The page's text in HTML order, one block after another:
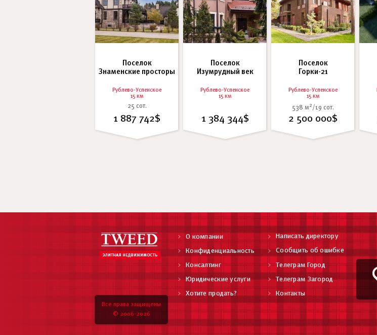
Поселок
Знаменские просторы
Рублево-Успенское
15 км
25 сот.
1 887 742$
Поселок
Изумрудный век
Рублево-Успенское
15 км
1 384 344$
Поселок
Горки-21
Рублево-Успенское
15 км
538 м 2 /19 сот.
2 500 000$
Все права защищены
© 2006-2026
О компании
Конфиденциальность
Консалтинг
Юридические услуги
Хотите продать?
Написать директору
Сообщить об ошибке
Телеграм Город
Телеграм Загород
Контакты